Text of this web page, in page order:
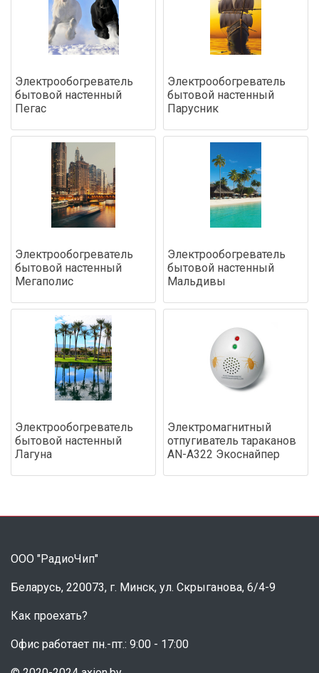
Электрообогреватель
бытовой настенный
Пегас
Электрообогреватель
бытовой настенный
Парусник
Электрообогреватель
бытовой настенный
Мегаполис
Электрообогреватель
бытовой настенный
Мальдивы
Электрообогреватель
бытовой настенный
Лагуна
Электромагнитный
отпугиватель тараканов
AN-A322 Экоснайпер
ООО "РадиоЧип"
Беларусь, 220073, г. Минск, ул. Скрыганова, 6/4-9
Как проехать?
Офис работает пн.-пт.: 9:00 - 17:00